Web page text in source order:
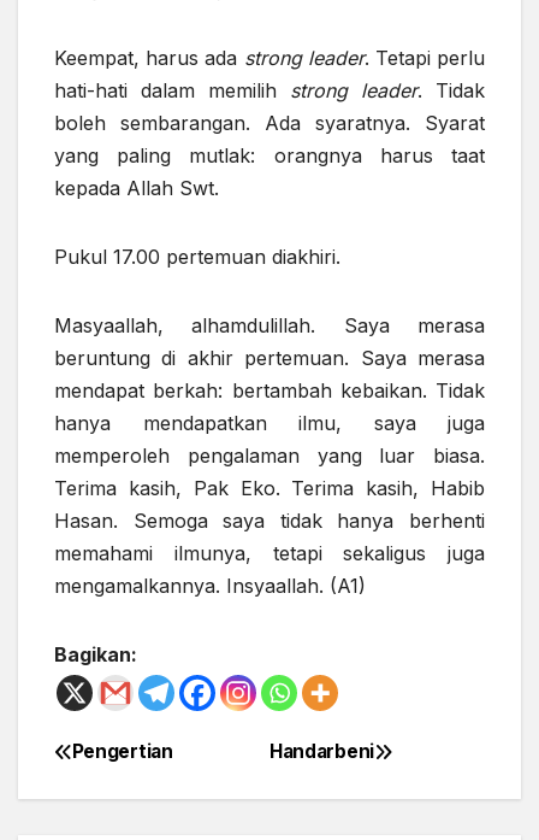
Keempat, harus ada strong leader. Tetapi perlu
hati-hati dalam memilih strong leader. Tidak
boleh sembarangan. Ada syaratnya. Syarat
yang paling mutlak: orangnya harus taat
kepada Allah Swt.
Pukul 17.00 pertemuan diakhiri.
Masyaallah, alhamdulillah. Saya merasa
beruntung di akhir pertemuan. Saya merasa
mendapat berkah: bertambah kebaikan. Tidak
hanya mendapatkan ilmu, saya juga
memperoleh pengalaman yang luar biasa.
Terima kasih, Pak Eko. Terima kasih, Habib
Hasan. Semoga saya tidak hanya berhenti
memahami ilmunya, tetapi sekaligus juga
mengamalkannya. Insyaallah. (A1)
Bagikan:
Post
navigation
Handarbeni
Pengertian